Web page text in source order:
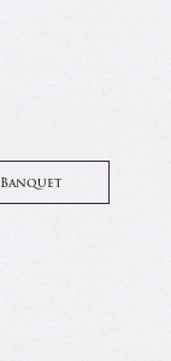
Banquet